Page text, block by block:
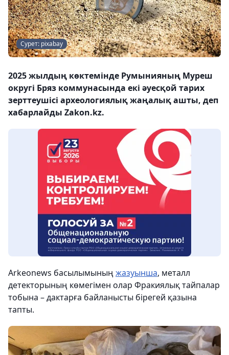
Сурет: pixabay
2025 жылдың көктемінде Румынияның Муреш
округі Бряз коммунасында екі әуесқой тарих
зерттеушісі археологиялық жаңалық ашты, деп
хабарлайды Zakon.kz.
Arkeonews басылымының жазуынша, металл
детекторының көмегімен олар Фракиялық тайпалар
тобына – дактарға байланысты бірегей қазына
тапты.